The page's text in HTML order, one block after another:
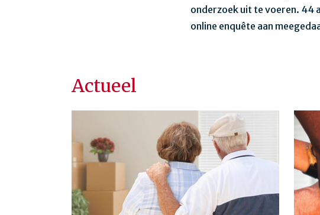
onderzoek uit te voeren. 44
online enquête aan
Actueel